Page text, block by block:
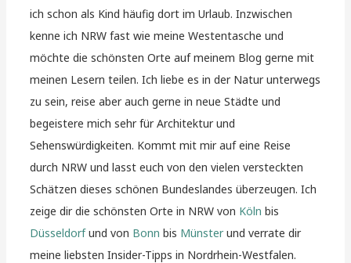
ich schon als Kind häufig dort im Urlaub. Inzwischen
kenne ich NRW fast wie meine Westentasche und
möchte die schönsten Orte auf meinem Blog gerne mit
meinen Lesern teilen. Ich liebe es in der Natur unterwegs
zu sein, reise aber auch gerne in neue Städte und
begeistere mich sehr für Architektur und
Sehenswürdigkeiten. Kommt mit mir auf eine Reise
durch NRW und lasst euch von den vielen versteckten
Schätzen dieses schönen Bundeslandes überzeugen. Ich
zeige dir die schönsten Orte in NRW von Köln bis
Düsseldorfund von Bonn bis Münsterund verrate dir
meine liebsten Insider-Tipps in Nordrhein-Westfalen.